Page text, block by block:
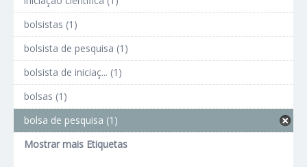
bolsistas (1)
bolsista de pesquisa (1)
bolsista de iniciaç... (1)
bolsas (1)
bolsa de pesquisa (1)
Mostrar mais Etiquetas